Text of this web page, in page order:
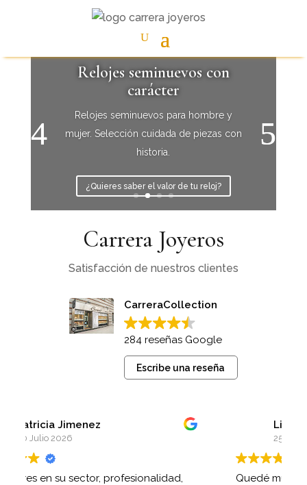
Relojes seminuevos con
carácter
Relojes seminuevos para hombre y
mujer. Selección cuidada de piezas con
historia.
¿Quieres saber el valor de tu reloj?
Carrera Joyeros
Satisfacción de nuestros clientes
CarreraCollection
284 reseñas Google
Escribe una reseña
Lina Werner
Quedé muy contenta con el trato recibido.